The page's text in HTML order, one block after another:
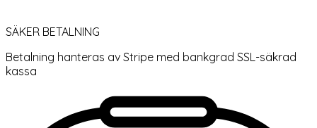
SÄKER BETALNING
Betalning hanteras av Stripe med bankgrad SSL-säkrad
kassa